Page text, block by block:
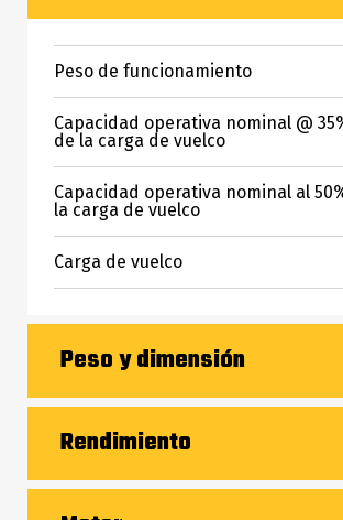
Peso de funcionamiento
Capacidad operativa nominal @
de la carga de vuelco
Capacidad operativa nominal al
la carga de vuelco
Carga de vuelco
Peso y dimensión
Altura hasta bisagra - elevación
Rendimiento